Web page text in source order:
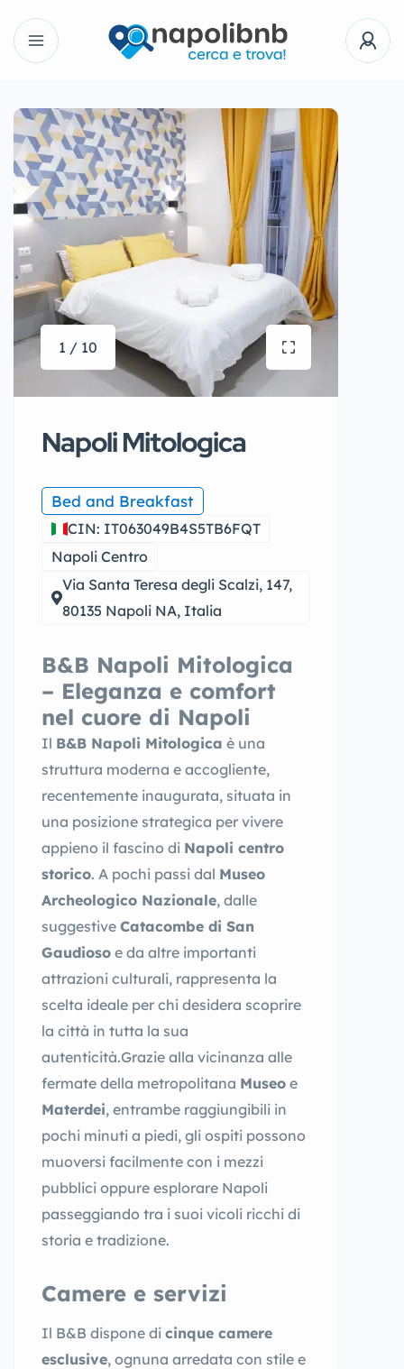
1 / 10
Napoli Mitologica
Bed and Breakfast
CIN: IT063049B4S5TB6FQT
Napoli Centro
Via Santa Teresa degli Scalzi, 147,
80135 Napoli NA, Italia
B&B Napoli Mitologica
– Eleganza e comfort
nel cuore di Napoli
Il B&B Napoli Mitologica è una
struttura moderna e accogliente,
recentemente inaugurata, situata in
una posizione strategica per vivere
appieno il fascino di Napoli centro
storico. A pochi passi dal Museo
Archeologico Nazionale, dalle
suggestive Catacombe di San
Gaudioso e da altre importanti
attrazioni culturali, rappresenta la
scelta ideale per chi desidera scoprire
la città in tutta la sua
autenticità.Grazie alla vicinanza alle
fermate della metropolitana Museo e
Materdei, entrambe raggiungibili in
pochi minuti a piedi, gli ospiti possono
muoversi facilmente con i mezzi
pubblici oppure esplorare Napoli
passeggiando tra i suoi vicoli ricchi di
storia e tradizione.
Camere e servizi
Il B&B dispone di cinque camere
esclusive, ognuna arredata con stile e